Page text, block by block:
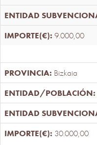
9.000,00
Bizkaia
30.000,00